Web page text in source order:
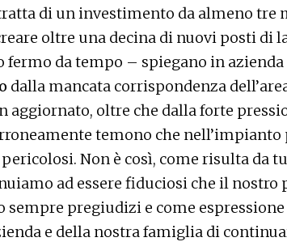
di un investimento da almeno tre
oltre una decina di nuovi posti di
fermo da tempo – spiegano in
dalla mancata corrispondenza
aggiornato, oltre che dalla forte
temono che nell’impianto
Non è così, come risulta da
ad essere fiduciosi che il nostro
sempre pregiudizi e come
e della nostra famiglia di